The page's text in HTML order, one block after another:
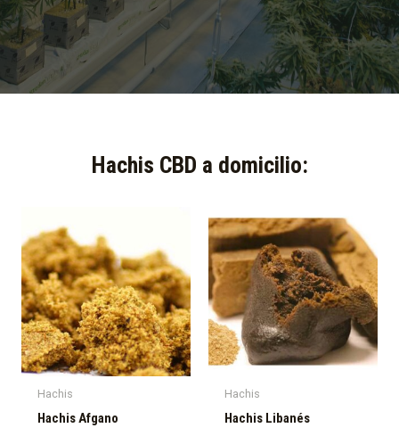
Hachis CBD a domicilio:​
Hachis
Hachis Afgano
Hachis
Hachis Libanés